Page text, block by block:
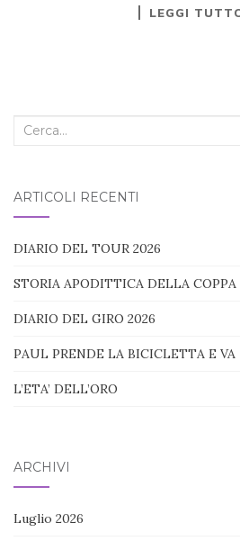
LEGGI
Cerca
ARTICOLI RECENTI
DIARIO DEL TOUR 2026
STORIA APODITTICA DELLA
DIARIO DEL GIRO 2026
PAUL PRENDE LA BICICLETTA E VA
L’ETA’ DELL’ORO
ARCHIVI
Luglio 2026